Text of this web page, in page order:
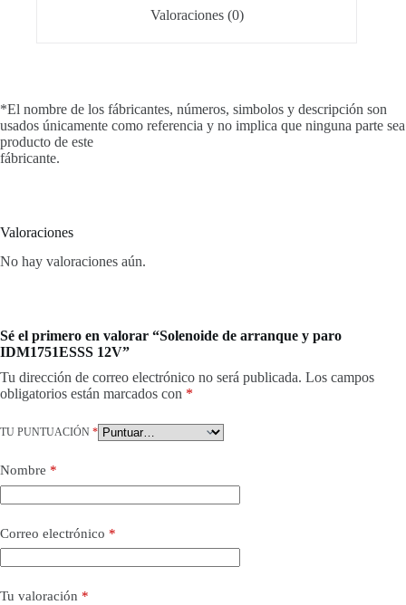
Valoraciones (0)
*El nombre de los fábricantes, números, simbolos y descripción son
usados únicamente como referencia y no implica que ninguna parte sea
producto de este
fábricante.
Valoraciones
No hay valoraciones aún.
Sé el primero en valorar “Solenoide de arranque y paro
IDM1751ESSS 12V”
Tu dirección de correo electrónico no será publicada. Los campos
obligatorios están marcados con *
TU PUNTUACIÓN *
Nombre *
Correo electrónico *
Tu valoración *